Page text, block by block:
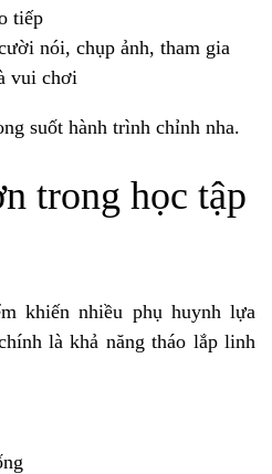
tiếp
nói, chụp ảnh, tham gia
vui chơi
suốt hành trình chỉnh nha.
trong học tập
khiến nhiều phụ huynh lựa
là khả năng tháo lắp linh